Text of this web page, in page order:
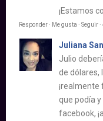
¡Estamos
Responder · Me gusta · Seguir
Juliana
Julio
de dólares,
¡realmente
que podía
facebook,